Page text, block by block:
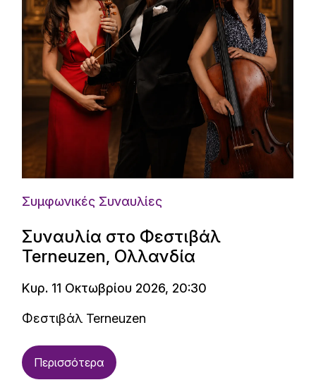
Συμφωνικές Συναυλίες
Συναυλία στο Φεστιβάλ
Terneuzen, Ολλανδία
Κυρ. 11 Οκτωβρίου 2026, 20:30
Φεστιβάλ Terneuzen
Περισσότερα